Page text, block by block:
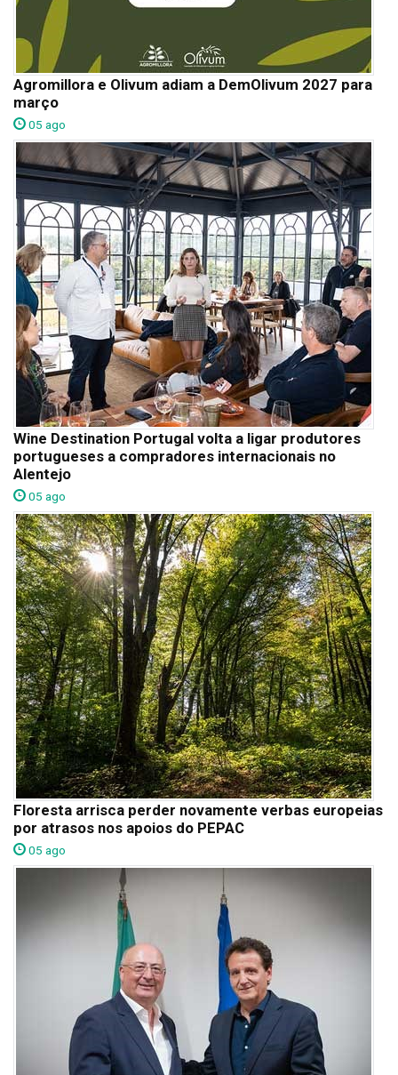
Agromillora e Olivum adiam a DemOlivum 2027 para
março
05 ago
Wine Destination Portugal volta a ligar produtores
portugueses a compradores internacionais no
Alentejo
05 ago
Floresta arrisca perder novamente verbas europeias
por atrasos nos apoios do PEPAC
05 ago